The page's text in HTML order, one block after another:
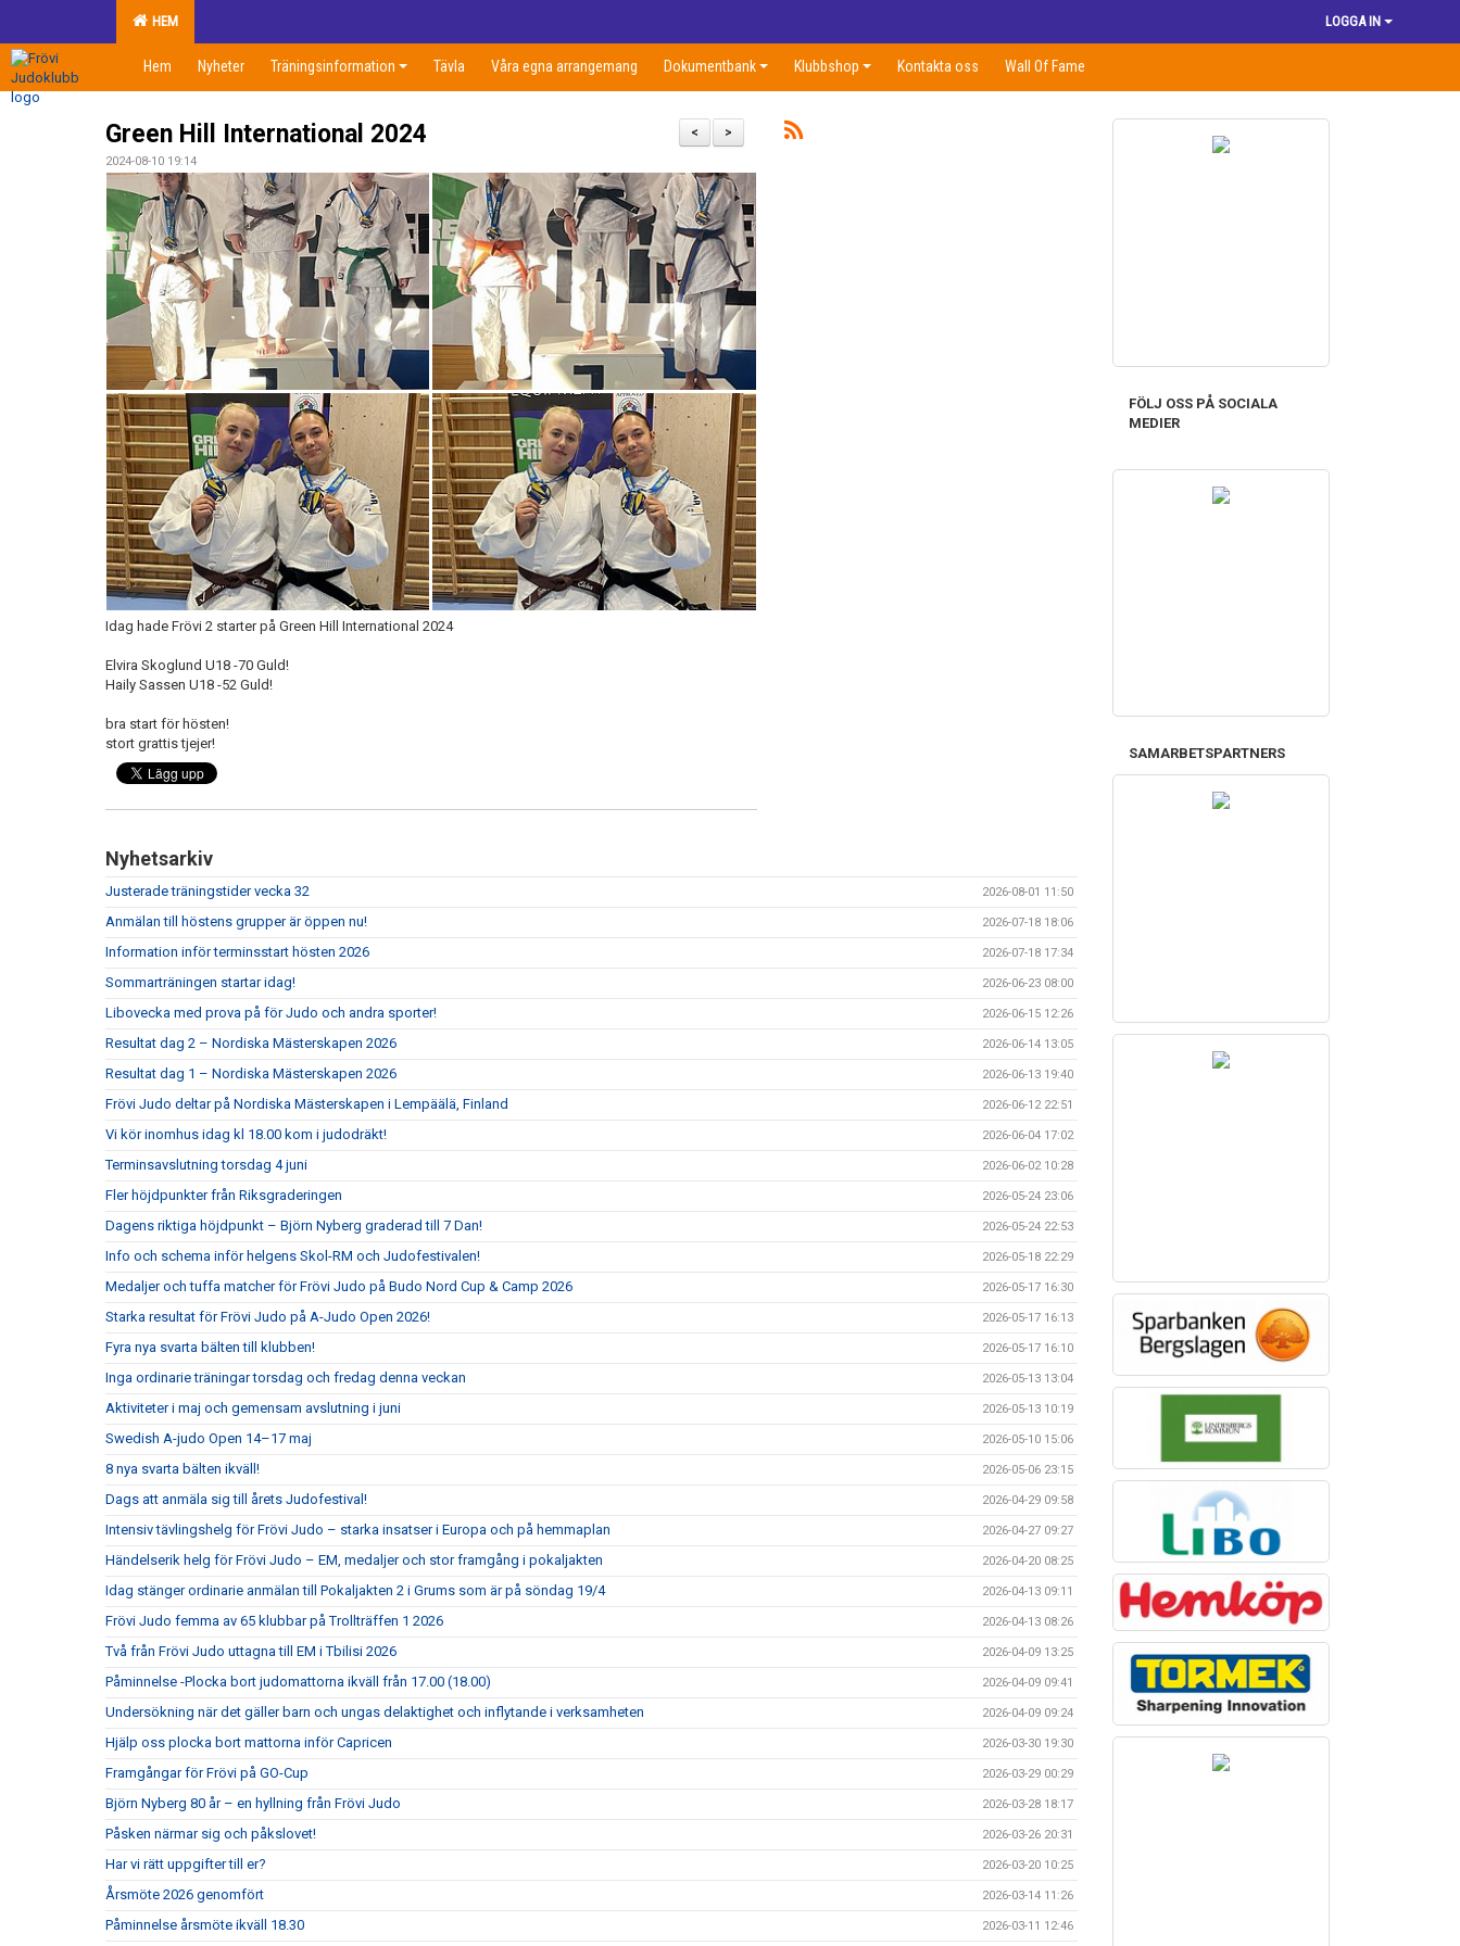
HEM LOGGA IN
Hem Nyheter Träningsinformation Tävla Våra egna arrangemang Dokumentbank Klubbshop Kontakta oss Wall Of Fame
>
<
Green Hill International 2024
2024-08-10 19:14
Idag hade Frövi 2 starter på Green Hill International 2024
Elvira Skoglund U18 -70 Guld!
Haily Sassen U18 -52 Guld!
bra start för hösten!
stort grattis tjejer!
Nyhetsarkiv
Justerade träningstider vecka 32 2026-08-01 11:50
Anmälan till höstens grupper är öppen nu! 2026-07-18 18:06
Information inför terminsstart hösten 2026 2026-07-18 17:34
Sommarträningen startar idag! 2026-06-23 08:00
Libovecka med prova på för Judo och andra sporter! 2026-06-15 12:26
Resultat dag 2 – Nordiska Mästerskapen 2026 2026-06-14 13:05
Resultat dag 1 – Nordiska Mästerskapen 2026 2026-06-13 19:40
Frövi Judo deltar på Nordiska Mästerskapen i Lempäälä, Finland 2026-06-12 22:51
Vi kör inomhus idag kl 18.00 kom i judodräkt! 2026-06-04 17:02
Terminsavslutning torsdag 4 juni 2026-06-02 10:28
Fler höjdpunkter från Riksgraderingen 2026-05-24 23:06
Dagens riktiga höjdpunkt – Björn Nyberg graderad till 7 Dan! 2026-05-24 22:53
Info och schema inför helgens Skol-RM och Judofestivalen! 2026-05-18 22:29
Medaljer och tuffa matcher för Frövi Judo på Budo Nord Cup & Camp 2026 2026-05-17 16:30
Starka resultat för Frövi Judo på A-Judo Open 2026! 2026-05-17 16:13
Fyra nya svarta bälten till klubben! 2026-05-17 16:10
Inga ordinarie träningar torsdag och fredag denna veckan 2026-05-13 13:04
Aktiviteter i maj och gemensam avslutning i juni 2026-05-13 10:19
Swedish A-judo Open 14–17 maj 2026-05-10 15:06
8 nya svarta bälten ikväll! 2026-05-06 23:15
Dags att anmäla sig till årets Judofestival! 2026-04-29 09:58
Intensiv tävlingshelg för Frövi Judo – starka insatser i Europa och på hemmaplan 2026-04-27 09:27
Händelserik helg för Frövi Judo – EM, medaljer och stor framgång i pokaljakten 2026-04-20 08:25
Idag stänger ordinarie anmälan till Pokaljakten 2 i Grums som är på söndag 19/4 2026-04-13 09:11
Frövi Judo femma av 65 klubbar på Trollträffen 1 2026 2026-04-13 08:26
Två från Frövi Judo uttagna till EM i Tbilisi 2026 2026-04-09 13:25
Påminnelse -Plocka bort judomattorna ikväll från 17.00 (18.00) 2026-04-09 09:41
Undersökning när det gäller barn och ungas delaktighet och inflytande i verksamheten 2026-04-09 09:24
Hjälp oss plocka bort mattorna inför Capricen 2026-03-30 19:30
Framgångar för Frövi på GO-Cup 2026-03-29 00:29
Björn Nyberg 80 år – en hyllning från Frövi Judo 2026-03-28 18:17
Påsken närmar sig och påkslovet! 2026-03-26 20:31
Har vi rätt uppgifter till er? 2026-03-20 10:25
Årsmöte 2026 genomfört 2026-03-14 11:26
Påminnelse årsmöte ikväll 18.30 2026-03-11 12:46
FÖLJ OSS PÅ SOCIALA
MEDIER
SAMARBETSPARTNERS